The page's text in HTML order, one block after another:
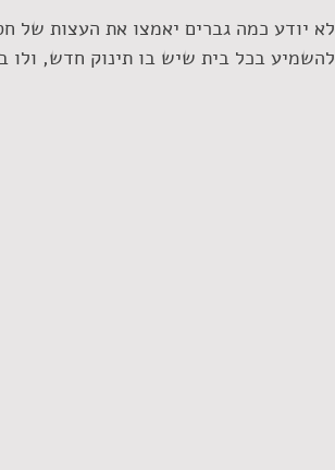
לא יודע כמה גברים יאמצו את העצות
להשמיע בכל בית שיש בו תינוק חדש, ולו